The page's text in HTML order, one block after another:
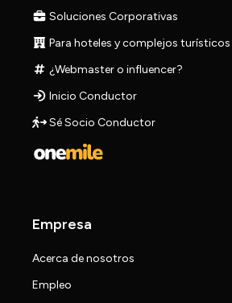
Soluciones Corporativas
Para hoteles y complejos turísticos
¿Webmaster o influencer?
Inicio Conductor
Sé Socio Conductor
Empresa
Acerca de nosotros
Empleo